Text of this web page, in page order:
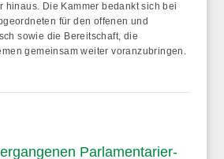
hinaus. Die Kammer bedankt sich bei
für den offenen und
sowie die Bereitschaft, die
gemeinsam weiter voranzubringen.
Parlamentarier-